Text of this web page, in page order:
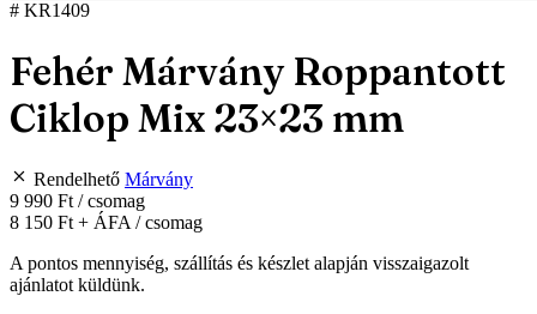
# KR1409
Fehér Márvány Roppantott
Ciklop Mix 23×23 mm
Rendelhető Márvány
9 990 Ft / csomag
8 150 Ft + ÁFA / csomag
A pontos mennyiség, szállítás és készlet alapján visszaigazolt
ajánlatot küldünk.